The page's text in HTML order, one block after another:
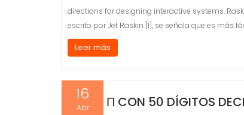
directions for designing interactive systems.
escrito por Jef Raskin [1], se señala que es
Leer más
16
Abr Π CON 50 DÍGITOS